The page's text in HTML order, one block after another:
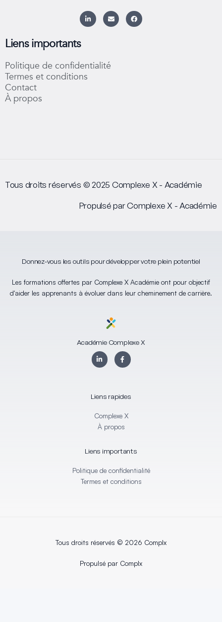
L
i
n
-
E
n
v
F
a
c
Liens importants
Politique de confidentialité
Termes et conditions
Contact
À propos
Tous droits réservés © 2025 Complexe X - Académie
Propulsé par Complexe X - Académie
Donnez-vous les outils pour développer votre plein potentiel
Les formations offertes par Complexe X Académie ont pour objectif
d'aider les apprenants à évoluer dans leur cheminement de carrière.
Académie Complexe X
L
i
n
n
n
F
a
c
k
Liens rapides
Complexe X
À propos
Liens importants
Politique de confidentialité
Termes et conditions
Tous droits réservés © 2026 Complx
Propulsé par Complx